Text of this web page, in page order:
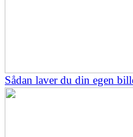
Sådan laver du din egen